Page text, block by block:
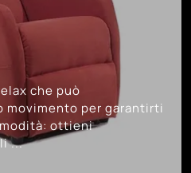
che può
movimento per garantirti
ottieni
...